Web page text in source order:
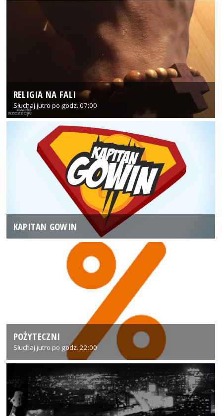
RELIGIA NA FALI
Słuchaj jutro po godz. 07:00
KAPITAN GOWIN
POŻYTECZNI
Słuchaj jutro po godz. 22:00